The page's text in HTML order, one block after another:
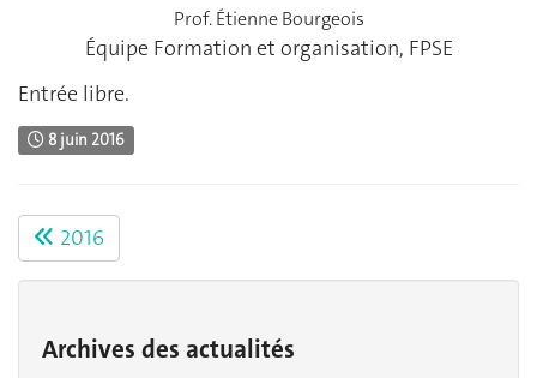
Prof. Étienne Bourgeois
Équipe Formation et organisation, FPSE
Entrée libre.
8 juin 2016
2016
Archives des actualités